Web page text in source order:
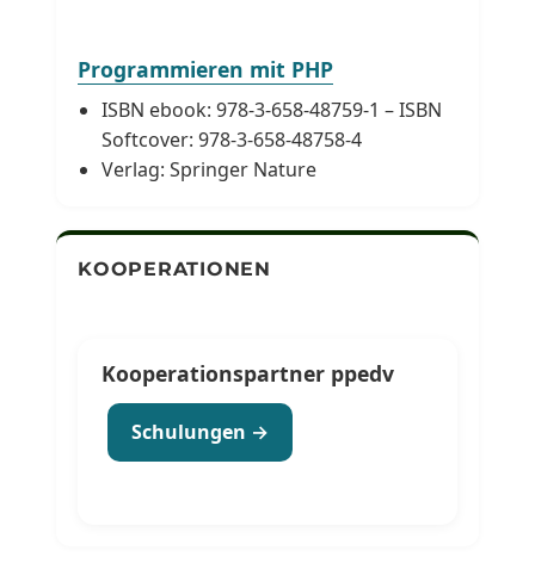
Programmieren mit PHP
ISBN ebook: 978-3-658-48759-1 – ISBN
Softcover: 978-3-658-48758-4
Verlag: Springer Nature
KOOPERATIONEN
Kooperationspartner ppedv
Schulungen →